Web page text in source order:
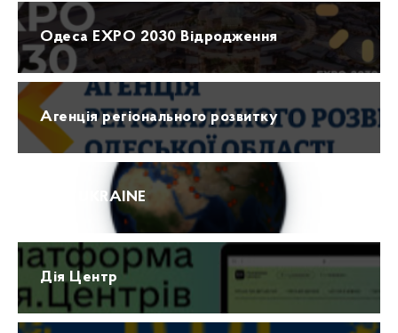
Одеса EXPO 2030 Відродження
Агенція регіонального розвитку
ПРО UKRAINE
Дія Центр